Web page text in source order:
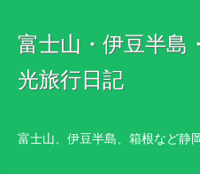
富士山・伊豆半島
光旅行日記
富士山、伊豆半島、箱根など静